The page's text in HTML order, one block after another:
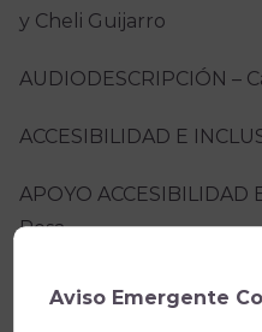
y Cheli Guijarro
AUDIODESCRIPCIÓN –
ACCESIBILIDAD E
APOYO ACCESIBILIDAD
Rosa
ASESORAMIENTO
Aviso Emergente